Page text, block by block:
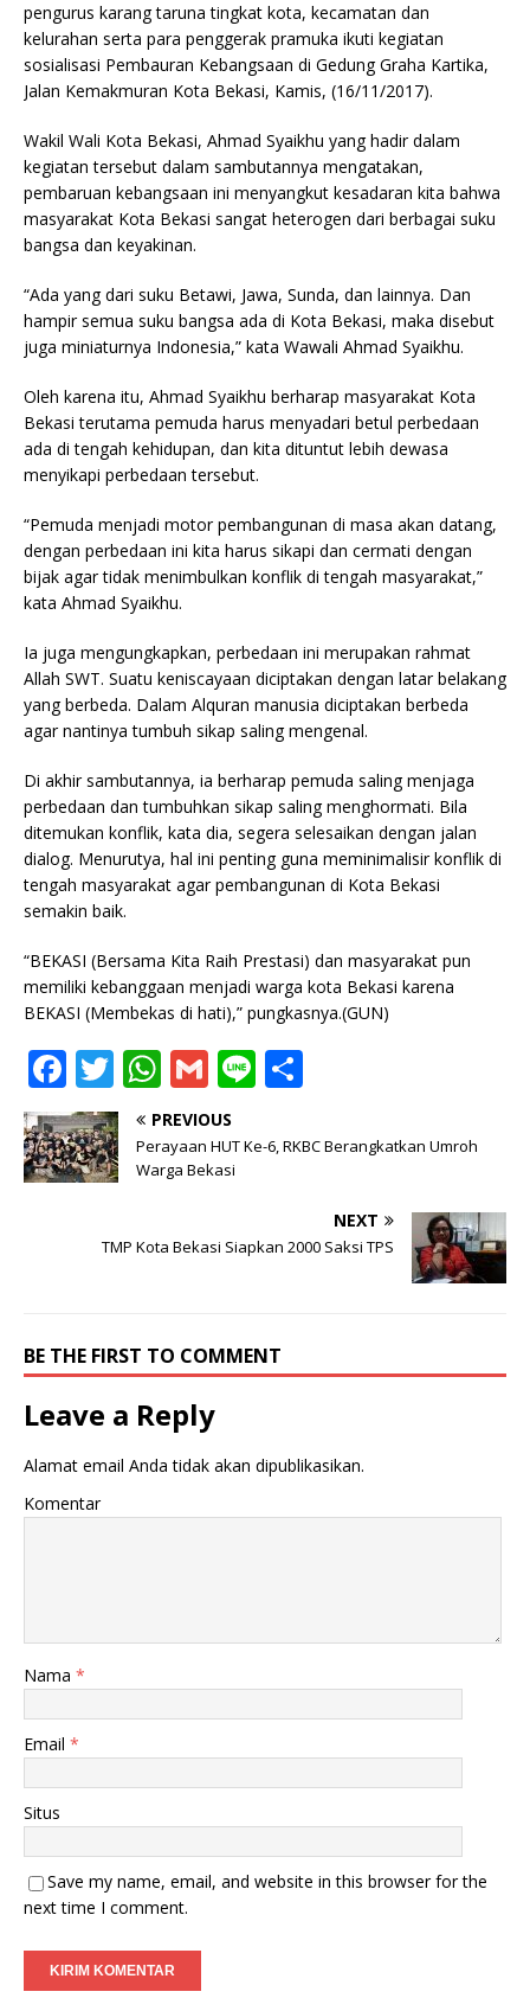
pengurus karang taruna tingkat kota, kecamatan dan
kelurahan serta para penggerak pramuka ikuti kegiatan
sosialisasi Pembauran Kebangsaan di Gedung Graha Kartika,
Jalan Kemakmuran Kota Bekasi, Kamis, (16/11/2017).
Wakil Wali Kota Bekasi, Ahmad Syaikhu yang hadir dalam
kegiatan tersebut dalam sambutannya mengatakan,
pembaruan kebangsaan ini menyangkut kesadaran kita bahwa
masyarakat Kota Bekasi sangat heterogen dari berbagai suku
bangsa dan keyakinan.
“Ada yang dari suku Betawi, Jawa, Sunda, dan lainnya. Dan
hampir semua suku bangsa ada di Kota Bekasi, maka disebut
juga miniaturnya Indonesia,” kata Wawali Ahmad Syaikhu.
Oleh karena itu, Ahmad Syaikhu berharap masyarakat Kota
Bekasi terutama pemuda harus menyadari betul perbedaan
ada di tengah kehidupan, dan kita dituntut lebih dewasa
menyikapi perbedaan tersebut.
“Pemuda menjadi motor pembangunan di masa akan datang,
dengan perbedaan ini kita harus sikapi dan cermati dengan
bijak agar tidak menimbulkan konflik di tengah masyarakat,”
kata Ahmad Syaikhu.
Ia juga mengungkapkan, perbedaan ini merupakan rahmat
Allah SWT. Suatu keniscayaan diciptakan dengan latar belakang
yang berbeda. Dalam Alquran manusia diciptakan berbeda
agar nantinya tumbuh sikap saling mengenal.
Di akhir sambutannya, ia berharap pemuda saling menjaga
perbedaan dan tumbuhkan sikap saling menghormati. Bila
ditemukan konflik, kata dia, segera selesaikan dengan jalan
dialog. Menurutya, hal ini penting guna meminimalisir konflik di
tengah masyarakat agar pembangunan di Kota Bekasi
semakin baik.
“BEKASI (Bersama Kita Raih Prestasi) dan masyarakat pun
memiliki kebanggaan menjadi warga kota Bekasi karena
BEKASI (Membekas di hati),” pungkasnya.(GUN)
F
a
c
e
T
w
it
te
W
h
at
s
p
G
m
ai
l
Li
e ar
PREVIOUS
Perayaan HUT Ke-6, RKBC Berangkatkan Umroh
Warga Bekasi
NEXT
TMP Kota Bekasi Siapkan 2000 Saksi TPS
BE THE FIRST TO COMMENT
Leave a Reply
Alamat email Anda tidak akan dipublikasikan.
Komentar
Nama *
Email *
Situs
Save my name, email, and website in this browser for the
next time I comment.